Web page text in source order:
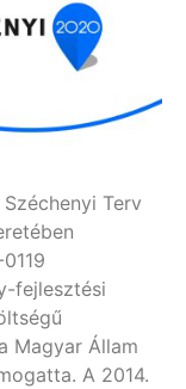
Terv
fejlesztési
Magyar Állam
A 2014.